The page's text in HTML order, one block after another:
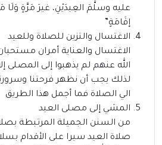
عليه وسلَّمَ العِيدَيْنِ، غيرَ مَرَّةٍ وَلَا
إقَامَةٍ”
الاغتسال والتزين للصلاة وللعيد
الاغتسال والعناية أمران
الله عنهم لم يذهبوا إلى المصلى
لذلك يجب أن نظهر فرحتنا
الي الصلاة فما أجمل هذا الطريق
المشي إلى مصلى العيد
من السنن الجميلة المرتبطة
صلاة العيد سيرا على الأقدام